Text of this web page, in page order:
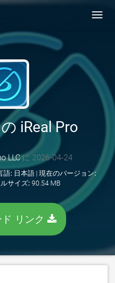
iReal Pro
LLCに 2026-04-24
語: 日本語 | 現在のバージョン:
サイズ: 90.54 MB
リンク